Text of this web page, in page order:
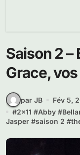
Saison 2 –
Grace,
par JB
Fév 5,
#2x11 #Abby #
Jasper #saison 2 #